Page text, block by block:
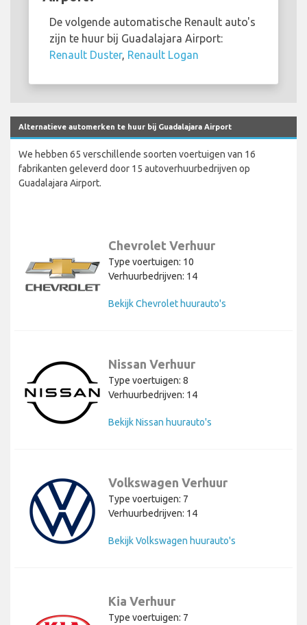
De volgende automatische Renault auto's
zijn te huur bij Guadalajara Airport:
Renault Duster, Renault Logan
Alternatieve automerken te huur bij Guadalajara Airport
We hebben 65 verschillende soorten voertuigen van 16
fabrikanten geleverd door 15 autoverhuurbedrijven op
Guadalajara Airport.
Chevrolet Verhuur
Type voertuigen: 10
Verhuurbedrijven: 14
Bekijk Chevrolet huurauto's
Nissan Verhuur
Type voertuigen: 8
Verhuurbedrijven: 14
Bekijk Nissan huurauto's
Volkswagen Verhuur
Type voertuigen: 7
Verhuurbedrijven: 14
Bekijk Volkswagen huurauto's
Kia Verhuur
Type voertuigen: 7